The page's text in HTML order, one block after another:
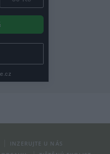
INZERUJTE U NÁS